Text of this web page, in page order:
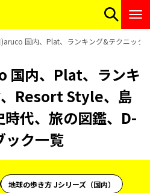
国内、Plat、ランキング&テクニック
国内、Plat、ランキ
Resort Style、島
代、旅の図鑑、D-
ック一覧
地球の歩き方 Jシリーズ（国内）